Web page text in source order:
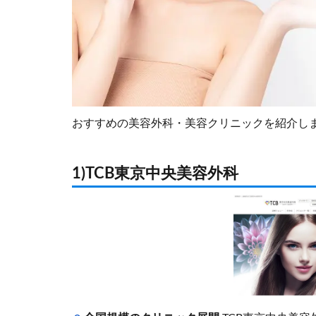
おすすめの美容外科・美容クリニックを紹介し
1)TCB東京中央美容外科